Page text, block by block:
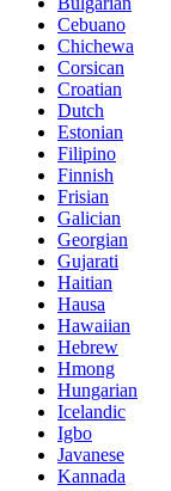
Cebuano
Chichewa
Corsican
Croatian
Dutch
Estonian
Filipino
Finnish
Frisian
Galician
Georgian
Gujarati
Haitian
Hausa
Hawaiian
Hebrew
Hmong
Hungarian
Icelandic
Igbo
Javanese
Kannada